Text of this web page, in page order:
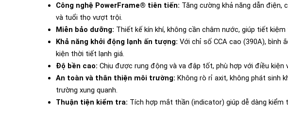
Công nghệ PowerFrame® tiên tiến: Tăng cường khả năng dẫn điện,
và tuổi thọ vượt trội.
Miễn bảo dưỡng: Thiết kế kín khí, không cần châm nước, giúp tiết
Khả năng khởi động lạnh ấn tượng: Với chỉ số CCA cao (390A), bình
kiện thời tiết lạnh giá.
Độ bền cao: Chịu được rung động và va đập tốt, phù hợp với điều kiện
An toàn và thân thiện môi trường: Không rò rỉ axit, không phát sinh
trường xung quanh.
Thuận tiện kiểm tra: Tích hợp mắt thần (indicator) giúp dễ dàng kiểm